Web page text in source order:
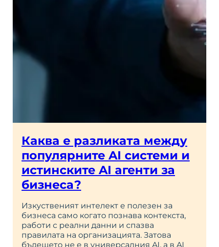
Каква е разликата между
популярните AI системи и
истинските AI агенти за
бизнеса?
Изкуственият интелект е полезен за
бизнеса само когато познава контекста,
работи с реални данни и спазва
правилата на организацията. Затова
бъдещето не е в универсалния AI, а в AI